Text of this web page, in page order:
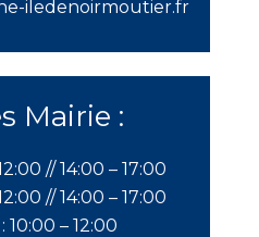
iledenoirmoutier.fr
Mairie :
//14:00 – 17:00
//14:00 – 17:00
: 10:00 – 12:00